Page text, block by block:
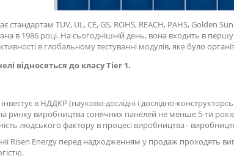
стандартам TUV, UL, CE, GS, ROHS, REACH, PAHS, Golden
в 1986 році. На сьогоднішній день, вона входить в
в глобальному тестуванні модулів, яке було
відносяться до класу Tier 1.
в НДДКР (науково-дослідні і дослідно-
ринку виробництва сонячних панелей не менше 5-ти
людського фактору в процесі виробництва -
Risen Energy перед надходженням у продаж проходять